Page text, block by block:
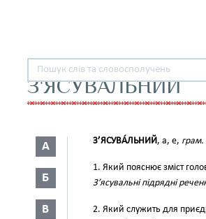
З'ЯСУВАЛЬНИЙ
А
Б
В
З’ЯСУВА́ЛЬНИЙ, а, е, грам.
1. Який пояснює зміст
З’ясувальні підрядні
2. Який служить для